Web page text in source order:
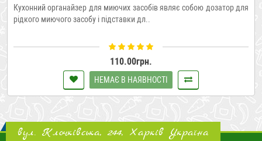
Кухонний органайзер для миючих засобів являє собою дозатор для
рідкого миючого засобу і підставки дл..
110.00грн.
НЕМАЄ В НАЯВНОСТІ
вул. Клочківська, 244, Харків Україна